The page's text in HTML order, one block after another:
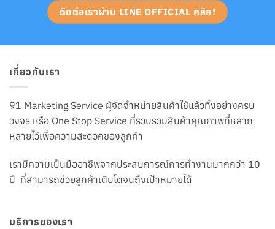
ติดต่อเราผ่าน LINE OFFICIAL คลิก!
เกี่ยวกับเรา
91 Marketing Service ผู้จัดจำหน่ายสินค้าใช้แล้วทิ้งอย่างครบ
วงจร หรือ One Stop Service ที่รวบรวมสินค้าคุณภาพที่หลาก
หลายไว้เพื่อความสะดวกของลูกค้า
เรามีความเป็นมืออาชีพจากประสบการณ์การทำงานมากกว่า 10
ปี ที่สามารถช่วยลูกค้าเติบโตจนถึงเป้าหมายได้
บริการของเรา